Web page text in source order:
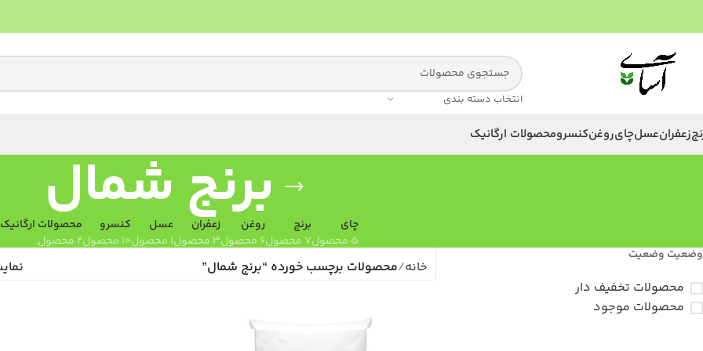
انتخاب دسته بندی
زعفرانعسلچایروغنکنسرومحصولات ارگانیک
برنج شمال
چای
5 محصول
برنج
7 محصول
روغن
6 محصول
زعفران
3 محصول
عسل
1 محصول
کنسرو
10 محصول
محصولات ارگانیک
2 محصول
وضعیت وضعیت
محصولات تخفیف دار
محصولات موجود
خانه محصولات برچسب خورده “برنج شمال”